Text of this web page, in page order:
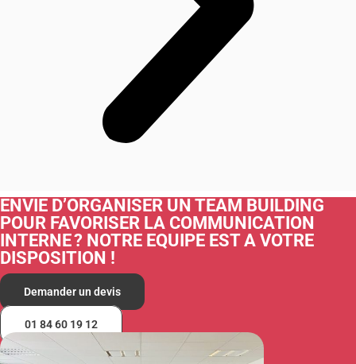
ENVIE D’ORGANISER UN TEAM BUILDING
POUR FAVORISER LA COMMUNICATION
INTERNE ? NOTRE EQUIPE EST A VOTRE
DISPOSITION !
Demander un devis
01 84 60 19 12